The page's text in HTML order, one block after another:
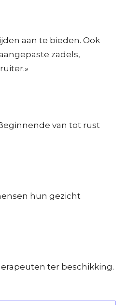
aan te bieden. Ook
zadels,
van tot rust
hun gezicht
ter beschikking.